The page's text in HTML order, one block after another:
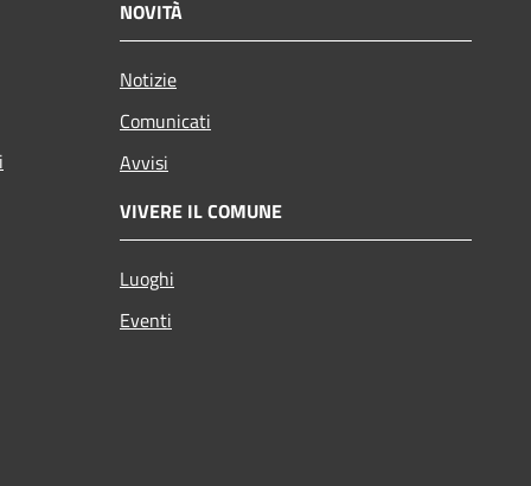
NOVITÀ
Notizie
Comunicati
Avvisi
VIVERE IL COMUNE
Luoghi
Eventi